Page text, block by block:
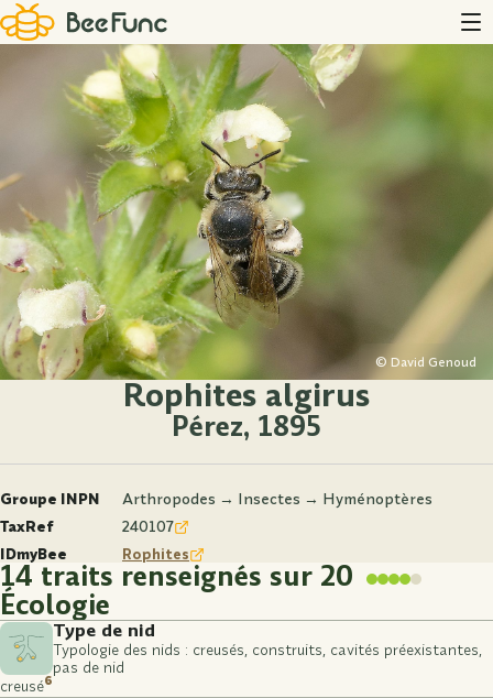
© David Genoud
Rophites algirus
Pérez, 1895
Groupe INPN
Arthropodes → Insectes → Hyménoptères
TaxRef
240107
IDmyBee
Rophites
14 traits renseignés sur 20
Écologie
Type de nid
Typologie des nids : creusés, construits, cavités préexistantes,
pas de nid
creusé6